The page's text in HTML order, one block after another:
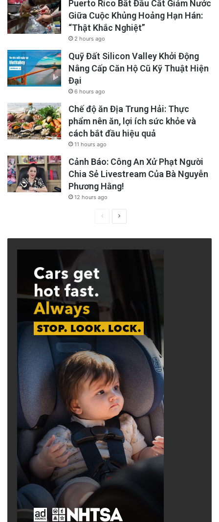
Puerto Rico Bắt Đầu Cắt Giảm Nước
Giữa Cuộc Khủng Hoảng Hạn Hán:
“Thật Khắc Nghiệt”
2 hours ago
Quỹ Đất Silicon Valley Khởi Động
Nâng Cấp Căn Hộ Cũ Kỹ Thuật Hiện
Đại
6 hours ago
Chế độ ăn Địa Trung Hải: Thực
phẩm nên ăn, lợi ích sức khỏe và
cách bắt đầu hiệu quả
11 hours ago
Cảnh Báo: Công An Xử Phạt Người
Chia Sẻ Livestream Của Bà Nguyễn
Phương Hằng!
12 hours ago
PreviousNext